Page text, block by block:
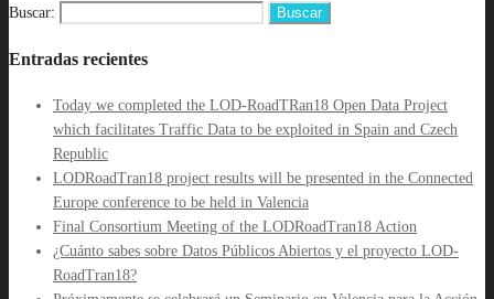
Buscar:
Entradas recientes
Today we completed the LOD-RoadTRan18 Open Data Project
which facilitates Traffic Data to be exploited in Spain and Czech
Republic
LODRoadTran18 project results will be presented in the Connected
Europe conference to be held in Valencia
Final Consortium Meeting of the LODRoadTran18 Action
¿Cuánto sabes sobre Datos Públicos Abiertos y el proyecto LOD-
RoadTran18?